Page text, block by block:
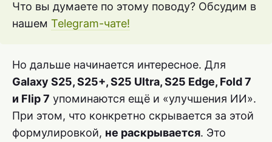
Что вы думаете по этому поводу? Обсудим в
нашем Telegram-чате!
Но дальше начинается интересное. Для
Galaxy S25, S25+, S25 Ultra, S25 Edge, Fold 7
и Flip 7 упоминаются ещё и «улучшения ИИ».
При этом, что конкретно скрывается за этой
формулировкой, не раскрывается. Это